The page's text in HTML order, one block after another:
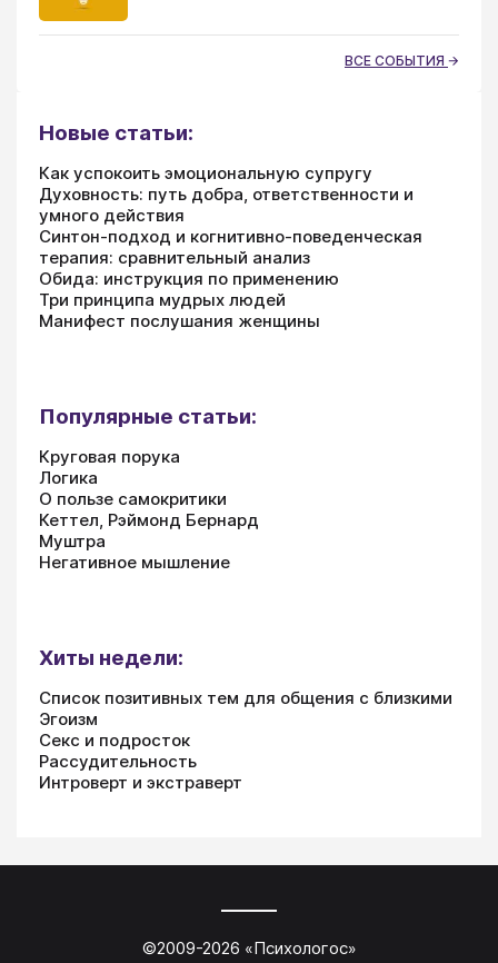
ВСЕ СОБЫТИЯ
Новые статьи:
Как успокоить эмоциональную супругу
Духовность: путь добра, ответственности и
умного действия
Синтон-подход и когнитивно-поведенческая
терапия: сравнительный анализ
Обида: инструкция по применению
Три принципа мудрых людей
Манифест послушания женщины
Популярные статьи:
Круговая порука
Логика
О пользе самокритики
Кеттел, Рэймонд Бернард
Муштра
Негативное мышление
Хиты недели:
Список позитивных тем для общения с близкими
Эгоизм
Секс и подросток
Рассудительность
Интроверт и экстраверт
©2009-2026 «Психологос»